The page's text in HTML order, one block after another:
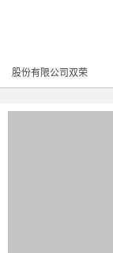
股份有限公司双荣